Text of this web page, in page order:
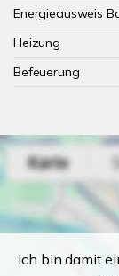
Energieausweis
Heizung
Befeuerung
Ich bin damit